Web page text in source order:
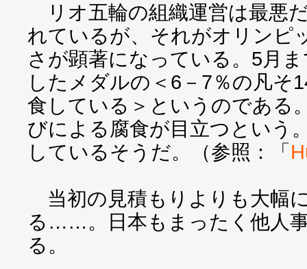
リオ五輪の組織運営は最悪
れているが、それがオリンピ
さが顕著になっている。5月
したメダルの＜6－7％の凡そ
食している＞というのである
びによる腐食が目立つという
しているそうだ。（参照：「
当初の見積もりよりも大幅
る……。日本もまったく他人
る。